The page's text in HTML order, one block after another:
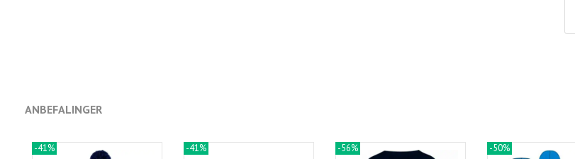
ANBEFALINGER
-41% -41% -56% -50%